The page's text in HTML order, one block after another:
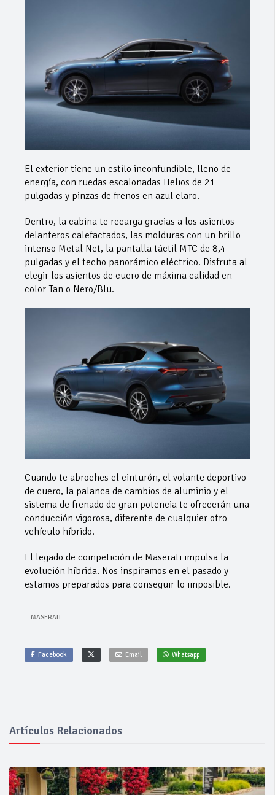
El exterior tiene un estilo inconfundible, lleno de
energía, con ruedas escalonadas Helios de 21
pulgadas y pinzas de frenos en azul claro.
Dentro, la cabina te recarga gracias a los asientos
delanteros calefactados, las molduras con un brillo
intenso Metal Net, la pantalla táctil MTC de 8,4
pulgadas y el techo panorámico eléctrico. Disfruta al
elegir los asientos de cuero de máxima calidad en
color Tan o Nero/Blu.
Cuando te abroches el cinturón, el volante deportivo
de cuero, la palanca de cambios de aluminio y el
sistema de frenado de gran potencia te ofrecerán una
conducción vigorosa, diferente de cualquier otro
vehículo híbrido.
El legado de competición de Maserati impulsa la
evolución híbrida. Nos inspiramos en el pasado y
estamos preparados para conseguir lo imposible.
MASERATI
Facebook Email Whatsapp
Artículos Relacionados